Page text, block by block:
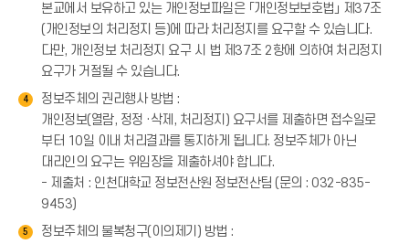
본교에서 보유하고 있는 개인정보파일은 「개인정보보호법」 제37조
(개인정보의 처리정지 등)에 따라 처리정지를 요구할 수 있습니다.
다만, 개인정보 처리정지 요구 시 법 제37조 2항에 의하여 처리정지
요구가 거절될 수 있습니다.
4
정보주체의 권리행사 방법 :
개인정보(열람, 정정 ·삭제, 처리정지) 요구서를 제출하면 접수일로
부터 10일 이내 처리결과를 통지하게 됩니다. 정보주체가 아닌
대리인의 요구는 위임장을 제출하셔야 합니다.
- 제출처 : 인천대학교 정보전산원 정보전산팀 (문의 : 032-835-
9453)
5
정보주체의 불복청구(이의제기) 방법 :